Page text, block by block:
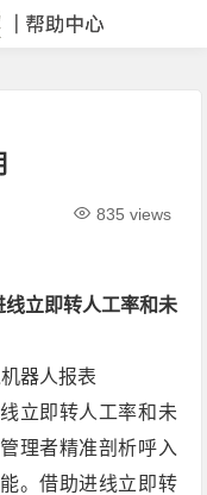
835 views
立即转人工率和未
器人报表
立即转人工率和未
理者精准剖析呼入
。借助进线立即转